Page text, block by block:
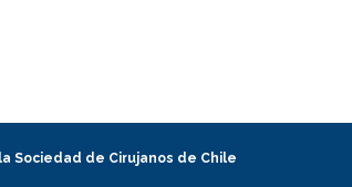
Sociedad de Cirujanos de Chile